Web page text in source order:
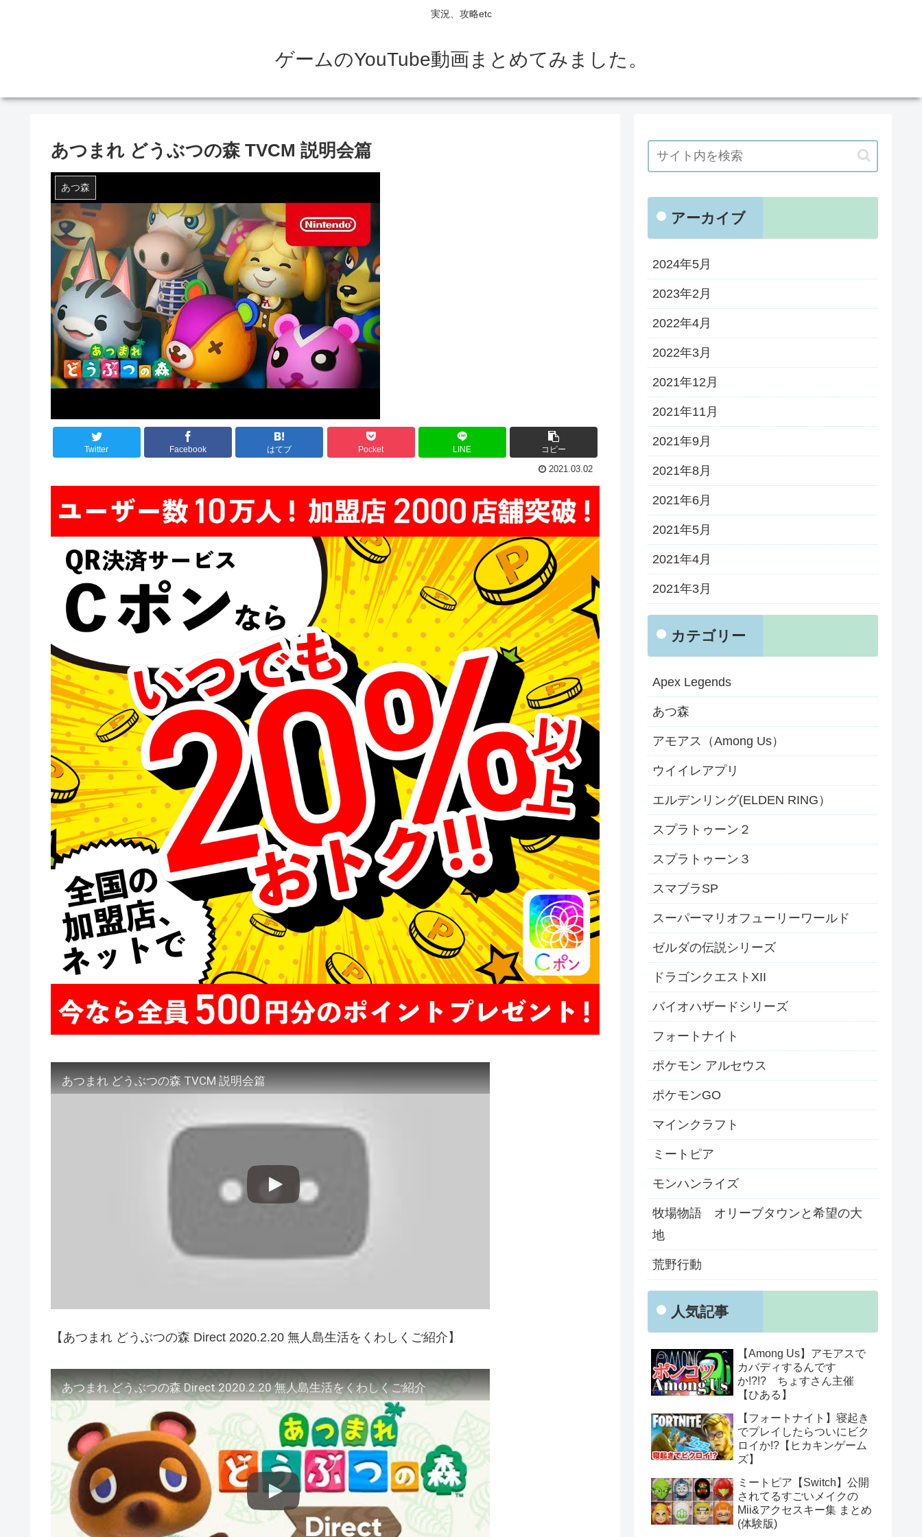
実況、攻略etc
ゲームのYouTube動画まとめてみました。
あつまれ どうぶつの森 TVCM 説明会篇
あつ森
Twitter Facebook はてブ Pocket LINE コピー
2021.03.02
あつまれ どうぶつの森 TVCM 説明会篇
【あつまれ どうぶつの森 Direct 2020.2.20 無人島生活をくわしくご紹介】
あつまれ どうぶつの森 Direct 2020.2.20 無人島生活をくわしくご紹介
アーカイブ
2024年5月
2023年2月
2022年4月
2022年3月
2021年12月
2021年11月
2021年9月
2021年8月
2021年6月
2021年5月
2021年4月
2021年3月
カテゴリー
Apex Legends
あつ森
アモアス（Among Us）
ウイイレアプリ
エルデンリング(ELDEN RING）
スプラトゥーン２
スプラトゥーン３
スマブラSP
スーパーマリオフューリーワールド
ゼルダの伝説シリーズ
ドラゴンクエストXII
バイオハザードシリーズ
フォートナイト
ポケモン アルセウス
ポケモンGO
マインクラフト
ミートピア
モンハンライズ
牧場物語 オリーブタウンと希望の大
地
荒野行動
人気記事
【Among Us】アモアスで
カバディするんです
か!?!? ちょすさん主催
【ひある】
【フォートナイト】寝起き
でプレイしたらついにビク
ロイか!?【ヒカキンゲーム
ズ】
ミートピア【Switch】公開
されてるすごいメイクの
Mii&アクセスキー集 まとめ
(体験版)